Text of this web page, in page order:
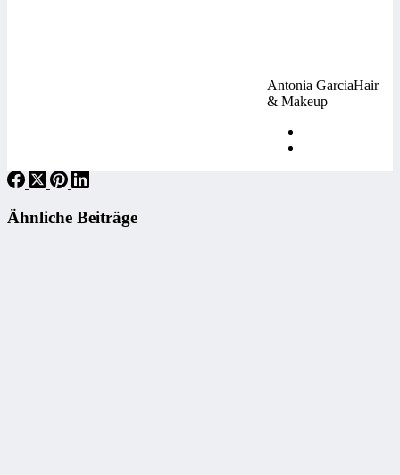
Antonia GarciaHair
& Makeup
Ähnliche Beiträge